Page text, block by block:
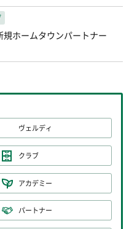
ホームタウンパートナー
ヴェルディ
クラブ
アカデミー
パートナー